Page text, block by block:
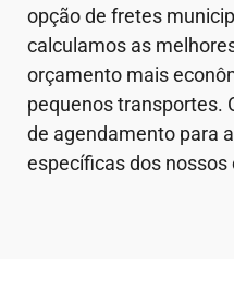
opção de fretes
calculamos as
orçamento mais
pequenos transportes.
de agendamento para
específicas dos nossos